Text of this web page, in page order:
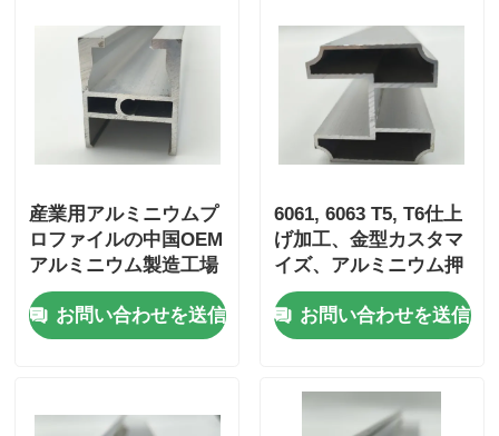
押出アルミニウムプロファイル
アルミ製のキッチンプロファイル
アルミニウム製ドアプロファイル
工業用アルミニウム挤出
アルミプロファイル用アクセサリー
産業用アルミニウムプ
ロファイルの中国OEM
アルミニウム製造工場
お問い合わせを送信
6061, 6063 T5, T6仕上
げ加工、金型カスタマ
イズ、アルミニウム押
出形材、アルミニウム
プロファイル
お問い合わせを送信